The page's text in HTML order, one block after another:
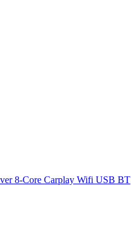
8-Core Carplay Wifi USB BT